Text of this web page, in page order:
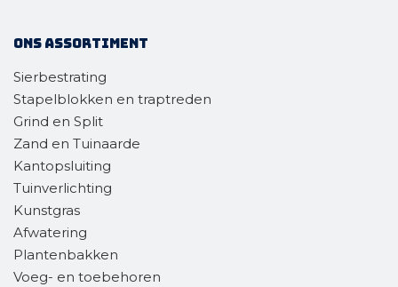
Ons assortiment
Sierbestrating
Stapelblokken en traptreden
Grind en Split
Zand en Tuinaarde
Kantopsluiting
Tuinverlichting
Kunstgras
Afwatering
Plantenbakken
Voeg- en toebehoren